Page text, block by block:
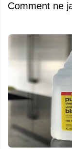
Comment ne